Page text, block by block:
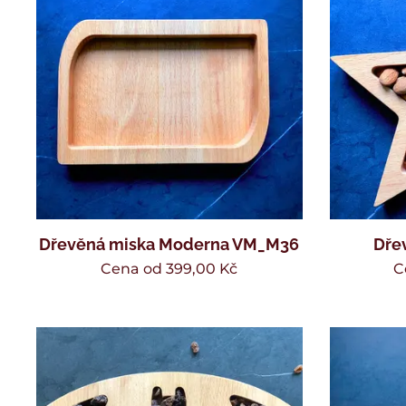
Dřevěná miska Moderna VM_M36
Cena od399,00 Kč